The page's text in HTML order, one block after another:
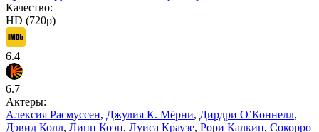
Качество:
HD (720p)
6.4
6.7
Актеры:
Алексия Расмуссен, Джулия К. Мёрни, Дирдри О’Коннелл,
Дэвид Колл, Линн Коэн, Луиса Краузе, Рори Калкин, Сокорро